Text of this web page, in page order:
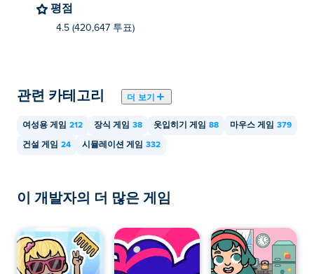
모바일 기기와 데스크톱에서 Cozy Room
Design을 플레이할 수 있나요?
평점
4.5 (420,647 투표)
관련 카테고리 더 보기
여성용 게임 212 장식 게임 38 옷입히기 게임 88 마우스 게임 379
건설 게임 24 시뮬레이션 게임 332
이 개발자의 더 많은 게임